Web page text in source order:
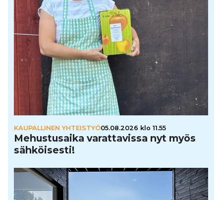
KAUPALLINEN YHTEISTYÖ05.08.2026 klo 11.55
Mehus­tu­saika varat­ta­vissa nyt myös
säh­köi­sesti!